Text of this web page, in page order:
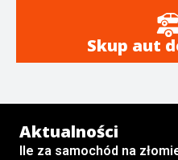
Skup aut
Aktualności
Ile za samochód na